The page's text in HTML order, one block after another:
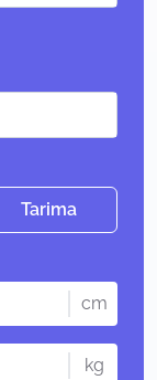
Tarima
cm
kg